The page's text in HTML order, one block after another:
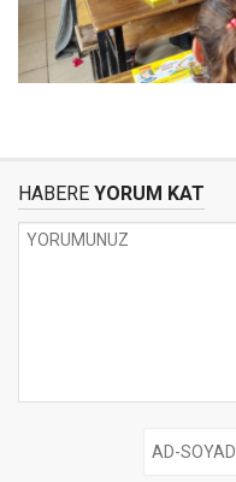
HABERE YORUM KAT